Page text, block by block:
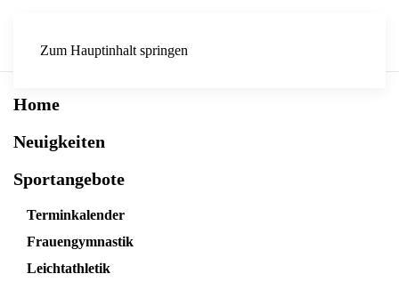
Zum Hauptinhalt springen
Home
Neuigkeiten
Sportangebote
Terminkalender
Frauengymnastik
Leichtathletik